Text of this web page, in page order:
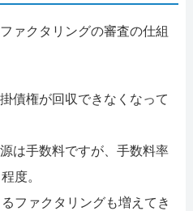
ァクタリングの審査の仕組
債権が回収できなくなって
は手数料ですが、手数料率
度。
ファクタリングも増えてき